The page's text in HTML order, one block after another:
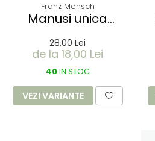
Franz Mensch
Manusi unica
LIGHT - Vinyl clear -
calitate light fara
pudra - marime XL
- 100 buc
28,00 Lei
de la 18,00 Lei
40IN STOC
VEZI VARIANTE